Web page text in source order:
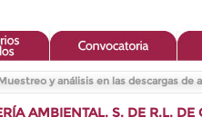
y análisis en las descargas de
AMBIENTAL. S. DE R.L. DE